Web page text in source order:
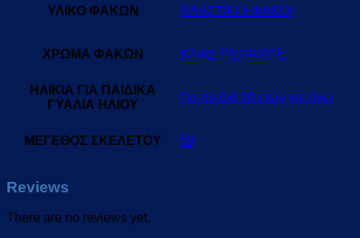
ΥΛΙΚΟ ΦΑΚΩΝ ΠΛΑΣΤΙΚΟΙ ΦΑΚΟΙ
ΧΡΩΜΑ ΦΑΚΩΝ ΚΑΦΕ DEGRADE
ΗΛΙΚΙΑ ΓΙΑ ΠΑΙΔΙΚΑ
ΓΥΑΛΙΑ ΗΛΙΟΥ
Για παιδιά 10 ετών και άνω
ΜΕΓΕΘΟΣ ΣΚΕΛΕΤΟΥ 59
Reviews
There are no reviews yet.